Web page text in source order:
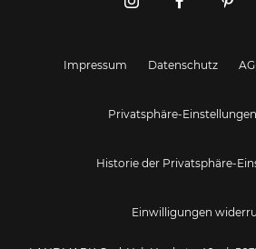
Impressum Datenschutz
Privatsphäre-
Historie der Privatsphäre-
Einwilligungen